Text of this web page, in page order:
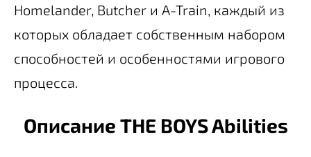
Homelander, Butcher и A-Train, каждый из
которых обладает собственным набором
способностей и особенностями игрового
процесса.
Описание THE BOYS Abilities